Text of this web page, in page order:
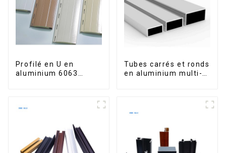
Profilé en U en
aluminium 6063
Tubes carrés et ronds
en aluminium multi-